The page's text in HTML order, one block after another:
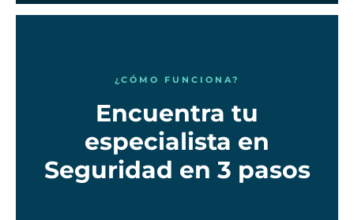
¿CÓMO FUNCIONA?
Encuentra tu
especialista en
Seguridad en 3 pasos